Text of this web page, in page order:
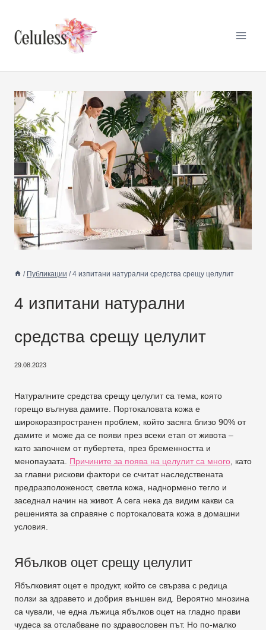
/ Публикации / 4 изпитани натурални средства срещу целулит
4 изпитани натурални
средства срещу целулит
29.08.2023
Натуралните средства срещу целулит са тема, която
горещо вълнува дамите. Портокаловата кожа е
широкоразпространен проблем, който засяга близо 90% от
дамите и може да се появи през всеки етап от живота –
като започнем от пубертета, през бременността и
менопаузата. Причините за поява на целулит са много , като
за главни рискови фактори се считат наследствената
предразположеност, светла кожа, наднормено тегло и
заседнал начин на живот. А сега нека да видим какви са
решенията за справяне с портокаловата кожа в домашни
условия.
Ябълков оцет срещу целулит
Ябълковият оцет е продукт, който се свързва с редица
ползи за здравето и добрия външен вид. Вероятно мнозина
са чували, че една лъжица ябълков оцет на гладно прави
чудеса за отслабване по здравословен път. Но по-малко